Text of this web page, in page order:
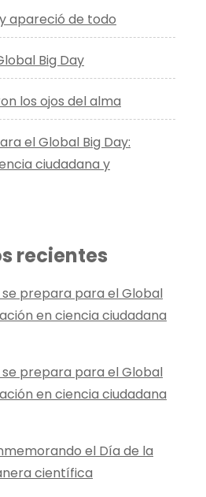
apareció de todo
Big Day
los ojos del alma
el Global Big Day:
ciudadana y
recientes
prepara para el Global
en ciencia ciudadana
prepara para el Global
en ciencia ciudadana
el Día de la
científica